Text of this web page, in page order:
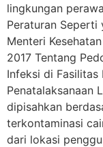
lingkungan
Peraturan Seperti
Menteri
2017 Tentang
Infeksi di Fasilitas
Penatalaksanaan
dipisahkan
terkontaminasi
dari lokasi